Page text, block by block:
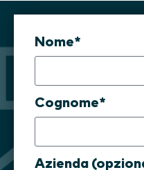
Nome*
Cognome*
Azienda